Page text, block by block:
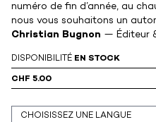
numéro de fin d’année, au
nous vous souhaitons un
Christian Bugnon — Éditeur
DISPONIBILITÉ EN STOCK
CHF 5.00